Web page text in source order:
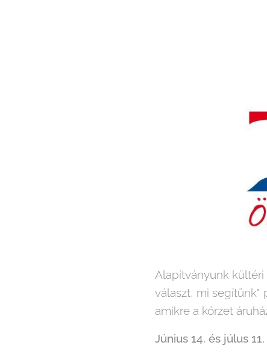
Alapítványunk kültéri
választ, mi segítünk"
amikre a körzet
Június 14. és júlus